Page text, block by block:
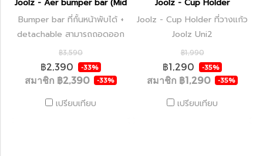
Joolz - Aer bumper bar (Mid brown carbon)
Bumper bar ที่กั้นหน้าพับได้ +
detachable สามารถถอดออก
และติดตั้งได้สะดวก
฿3,590
฿2,390 -33%
สมาชิก ฿2,390 -33%
เปรียบเทียบ
Joolz - Cup Holder
Joolz - Cup Holder ที่วางแก้ว
Joolz Uni2
฿1,990
฿1,290 -35%
สมาชิก ฿1,290 -35%
เปรียบเทียบ